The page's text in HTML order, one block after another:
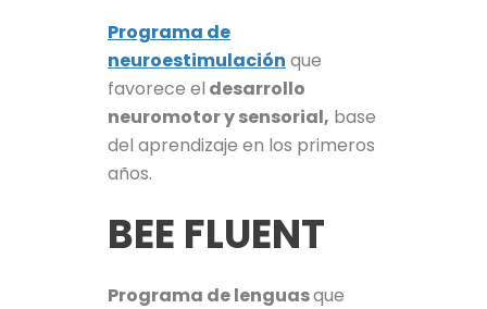
Programa de
neuroestimulación que
favorece el desarrollo
neuromotor y sensorial, base
del aprendizaje en los primeros
años.
BEE FLUENT
Programa de lenguasque